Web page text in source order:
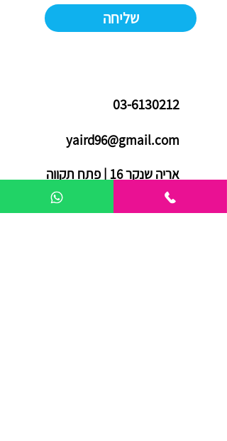
שליחה
03-6130212
yaird96@gmail.com
אריה שנקר 16 | פתח תקווה
03-7288140